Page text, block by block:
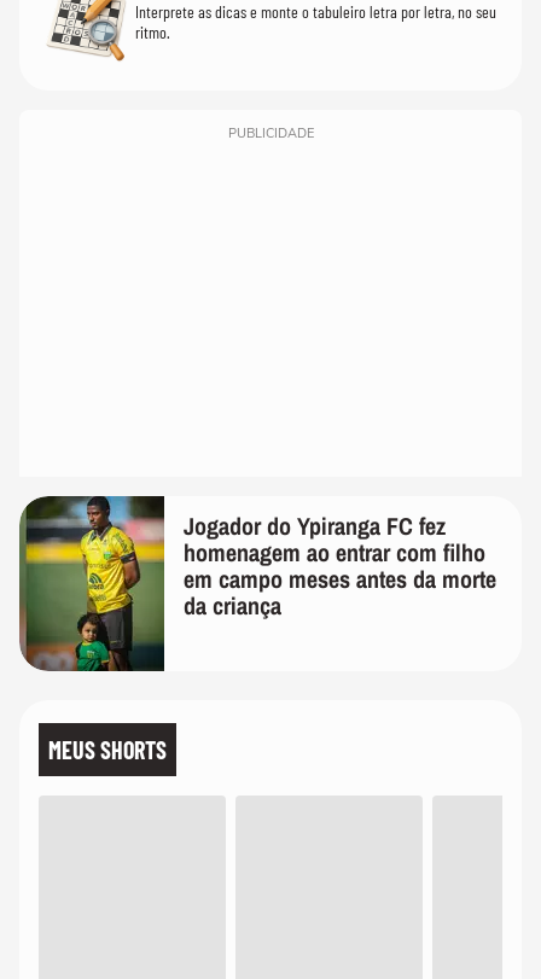
Interprete as dicas e monte o tabuleiro letra por letra, no seu
ritmo.
PUBLICIDADE
Jogador do Ypiranga FC fez
homenagem ao entrar com filho
em campo meses antes da morte
da criança
MEUS SHORTS